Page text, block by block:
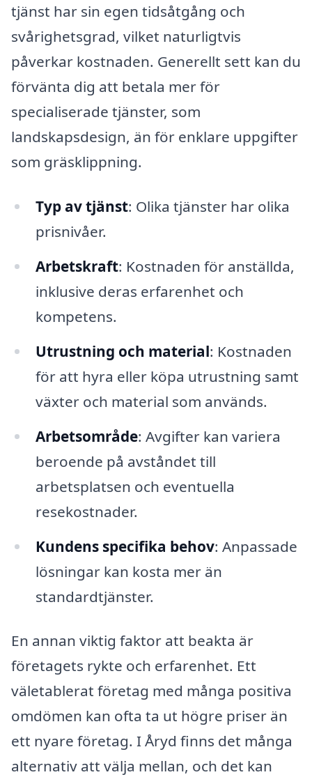
tjänst har sin egen tidsåtgång och
svårighetsgrad, vilket naturligtvis
påverkar kostnaden. Generellt sett kan du
förvänta dig att betala mer för
specialiserade tjänster, som
landskapsdesign, än för enklare uppgifter
som gräsklippning.
Typ av tjänst: Olika tjänster har olika
prisnivåer.
Arbetskraft: Kostnaden för anställda,
inklusive deras erfarenhet och
kompetens.
Utrustning och material: Kostnaden
för att hyra eller köpa utrustning samt
växter och material som används.
Arbetsområde: Avgifter kan variera
beroende på avståndet till
arbetsplatsen och eventuella
resekostnader.
Kundens specifika behov: Anpassade
lösningar kan kosta mer än
standardtjänster.
En annan viktig faktor att beakta är
företagets rykte och erfarenhet. Ett
väletablerat företag med många positiva
omdömen kan ofta ta ut högre priser än
ett nyare företag. I Åryd finns det många
alternativ att välja mellan, och det kan